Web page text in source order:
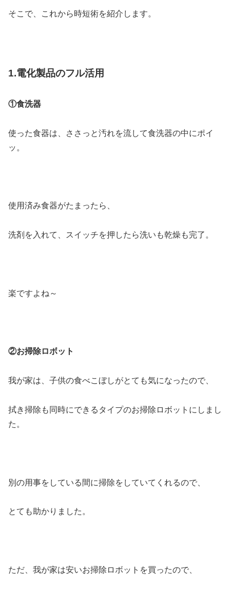
そこで、これから時短術を紹介します。
1.電化製品のフル活用
①食洗器
使った食器は、ささっと汚れを流して食洗器の中にポイ
ッ。
使用済み食器がたまったら、
洗剤を入れて、スイッチを押したら洗いも乾燥も完了。
楽ですよね～
②お掃除ロボット
我が家は、子供の食べこぼしがとても気になったので、
拭き掃除も同時にできるタイプのお掃除ロボットにしまし
た。
別の用事をしている間に掃除をしていてくれるので、
とても助かりました。
ただ、我が家は安いお掃除ロボットを買ったので、